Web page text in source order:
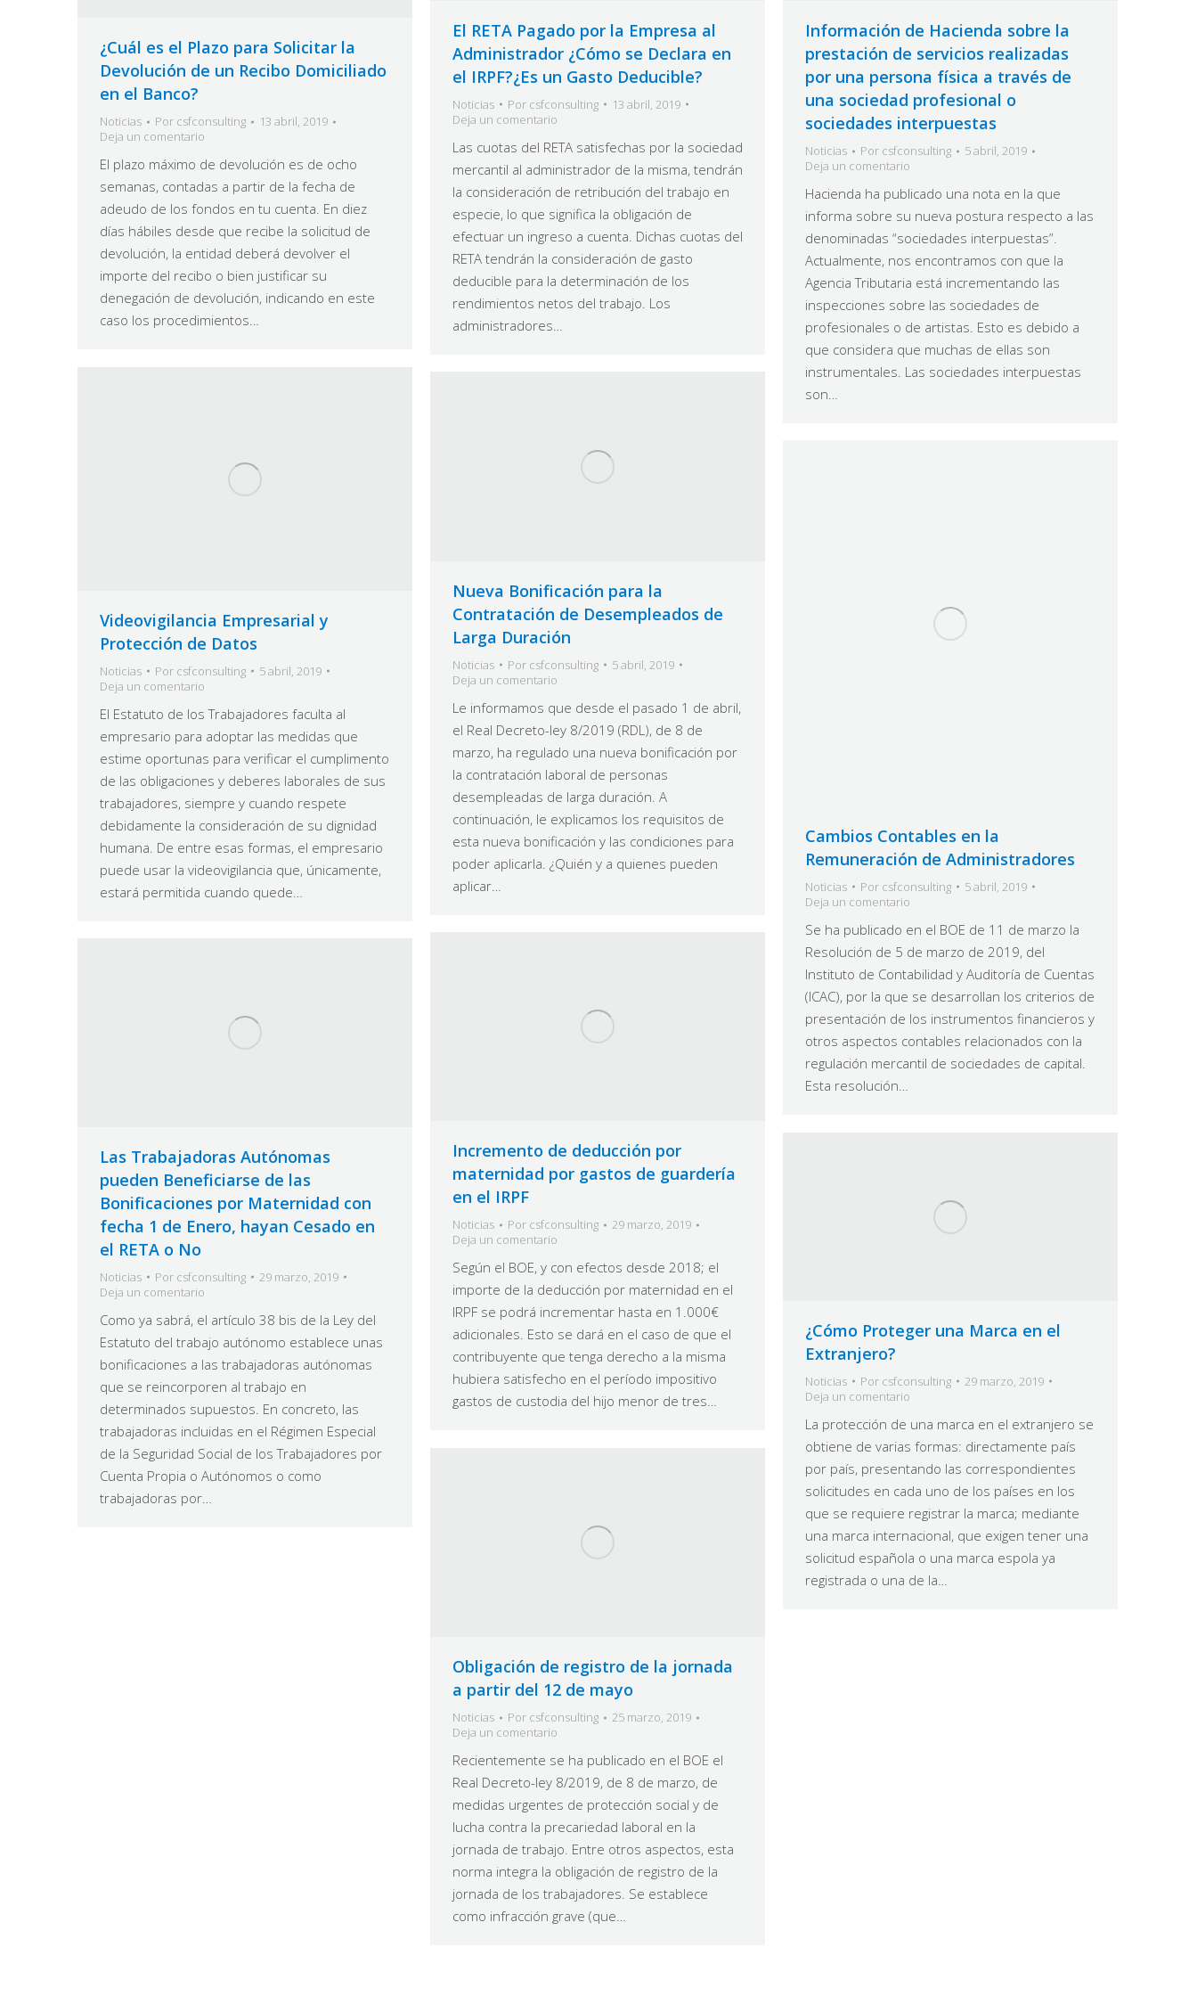
¿Cuál es el Plazo para Solicitar la
Devolución de un Recibo Domiciliado
en el Banco?
Noticias Por csfconsulting
13 abril, 2019
Deja un comentario
El plazo máximo de devolución es de ocho
semanas, contadas a partir de la fecha de
adeudo de los fondos en tu cuenta. En diez
días hábiles desde que recibe la solicitud de
devolución, la entidad deberá devolver el
importe del recibo o bien justificar su
denegación de devolución, indicando en este
caso los procedimientos…
El RETA Pagado por la Empresa al
Administrador ¿Cómo se Declara en
el IRPF?¿Es un Gasto Deducible?
Noticias Por csfconsulting
13 abril, 2019
Deja un comentario
Las cuotas del RETA satisfechas por la sociedad
mercantil al administrador de la misma, tendrán
la consideración de retribución del trabajo en
especie, lo que significa la obligación de
efectuar un ingreso a cuenta. Dichas cuotas del
RETA tendrán la consideración de gasto
deducible para la determinación de los
rendimientos netos del trabajo. Los
administradores…
Información de Hacienda sobre la
prestación de servicios realizadas
por una persona física a través de
una sociedad profesional o
sociedades interpuestas
Noticias Por csfconsulting
5 abril, 2019
Deja un comentario
Hacienda ha publicado una nota en la que
informa sobre su nueva postura respecto a las
denominadas “sociedades interpuestas”.
Actualmente, nos encontramos con que la
Agencia Tributaria está incrementando las
inspecciones sobre las sociedades de
profesionales o de artistas. Esto es debido a
que considera que muchas de ellas son
instrumentales. Las sociedades interpuestas
son…
Videovigilancia Empresarial y
Protección de Datos
Noticias Por csfconsulting
5 abril, 2019
Deja un comentario
El Estatuto de los Trabajadores faculta al
empresario para adoptar las medidas que
estime oportunas para verificar el cumplimento
de las obligaciones y deberes laborales de sus
trabajadores, siempre y cuando respete
debidamente la consideración de su dignidad
humana. De entre esas formas, el empresario
puede usar la videovigilancia que, únicamente,
estará permitida cuando quede…
Nueva Bonificación para la
Contratación de Desempleados de
Larga Duración
Noticias Por csfconsulting
5 abril, 2019
Deja un comentario
Le informamos que desde el pasado 1 de abril,
el Real Decreto-ley 8/2019 (RDL), de 8 de
marzo, ha regulado una nueva bonificación por
la contratación laboral de personas
desempleadas de larga duración. A
continuación, le explicamos los requisitos de
esta nueva bonificación y las condiciones para
poder aplicarla. ¿Quién y a quienes pueden
aplicar…
Cambios Contables en la
Remuneración de Administradores
Noticias Por csfconsulting
5 abril, 2019
Deja un comentario
Se ha publicado en el BOE de 11 de marzo la
Resolución de 5 de marzo de 2019, del
Instituto de Contabilidad y Auditoría de Cuentas
(ICAC), por la que se desarrollan los criterios de
presentación de los instrumentos financieros y
otros aspectos contables relacionados con la
regulación mercantil de sociedades de capital.
Esta resolución…
Incremento de deducción por
maternidad por gastos de guardería
en el IRPF
Noticias Por csfconsulting
29 marzo, 2019
Deja un comentario
Según el BOE, y con efectos desde 2018; el
importe de la deducción por maternidad en el
IRPF se podrá incrementar hasta en 1.000€
adicionales. Esto se dará en el caso de que el
contribuyente que tenga derecho a la misma
hubiera satisfecho en el período impositivo
gastos de custodia del hijo menor de tres…
Las Trabajadoras Autónomas
pueden Beneficiarse de las
Bonificaciones por Maternidad con
fecha 1 de Enero, hayan Cesado en
el RETA o No
Noticias Por csfconsulting
29 marzo, 2019
Deja un comentario
Como ya sabrá, el artículo 38 bis de la Ley del
Estatuto del trabajo autónomo establece unas
bonificaciones a las trabajadoras autónomas
que se reincorporen al trabajo en
determinados supuestos. En concreto, las
trabajadoras incluidas en el Régimen Especial
de la Seguridad Social de los Trabajadores por
Cuenta Propia o Autónomos o como
trabajadoras por…
¿Cómo Proteger una Marca en el
Extranjero?
Noticias Por csfconsulting
29 marzo, 2019
Deja un comentario
La protección de una marca en el extranjero se
obtiene de varias formas: directamente país
por país, presentando las correspondientes
solicitudes en cada uno de los países en los
que se requiere registrar la marca; mediante
una marca internacional, que exigen tener una
solicitud española o una marca espola ya
registrada o una de la…
Obligación de registro de la jornada
a partir del 12 de mayo
Noticias Por csfconsulting
25 marzo, 2019
Deja un comentario
Recientemente se ha publicado en el BOE el
Real Decreto-ley 8/2019, de 8 de marzo, de
medidas urgentes de protección social y de
lucha contra la precariedad laboral en la
jornada de trabajo. Entre otros aspectos, esta
norma integra la obligación de registro de la
jornada de los trabajadores. Se establece
como infracción grave (que…